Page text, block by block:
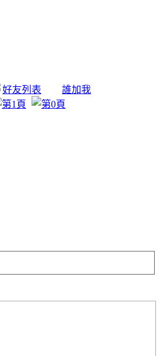
好友列表 誰加我